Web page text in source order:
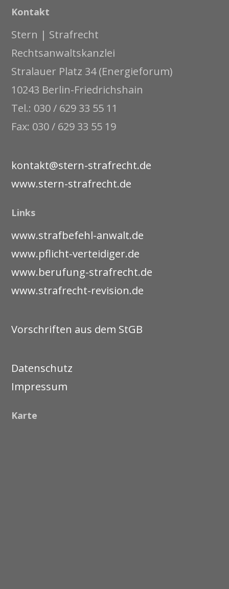
Kontakt
Stern | Strafrecht
Rechtsanwaltskanzlei
Stralauer Platz 34 (Energieforum)
10243 Berlin-Friedrichshain
Tel.: 030 / 629 33 55 11
Fax: 030 / 629 33 55 19
kontakt@stern-strafrecht.de
www.stern-strafrecht.de
Links
www.strafbefehl-anwalt.de
www.pflicht-verteidiger.de
www.berufung-strafrecht.de
www.strafrecht-revision.de
Vorschriften aus dem StGB
Datenschutz
Impressum
Karte